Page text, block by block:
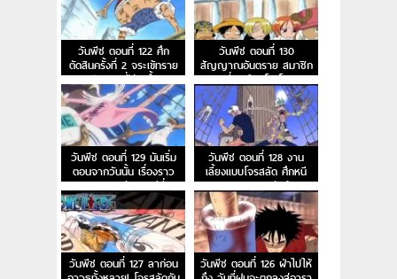
วันพีช ตอนที่ 122 ศึก
ตัดสินครั้งที่ 2 จระเข้ทราย
ปะทะ ลูฟี่ร่างน้ำ
วันพีช ตอนที่ 130
สัญญาณอันตราย สมาชิก
คนที่ 7 คือนิโค โรบิน
วันพีช ตอนที่ 129 มันเริ่ม
ตอนจากวันนั้น เรื่องราว
การผจญภัยของวีวี่
วันพีช ตอนที่ 128 งาน
เลี้ยงแบบโจรสลัด ศึกหนี
ออกจากอาราบัสต้า!
วันพีช ตอนที่ 127 ลาก่อน
วันพีช ตอนที่ 126 ฝ่าไปให้